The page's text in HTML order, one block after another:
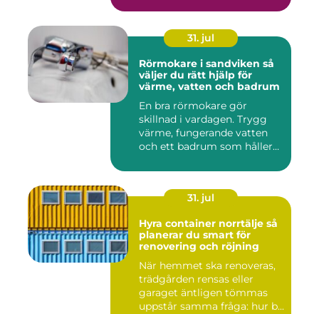
31. jul
Rörmokare i sandviken så
väljer du rätt hjälp för
värme, vatten och badrum
En bra rörmokare gör
skillnad i vardagen. Trygg
värme, fungerande vatten
och ett badrum som håller
31. jul
Hyra container norrtälje så
planerar du smart för
renovering och röjning
När hemmet ska renoveras,
trädgården rensas eller
garaget äntligen tömmas
uppstår samma fråga: hur b...